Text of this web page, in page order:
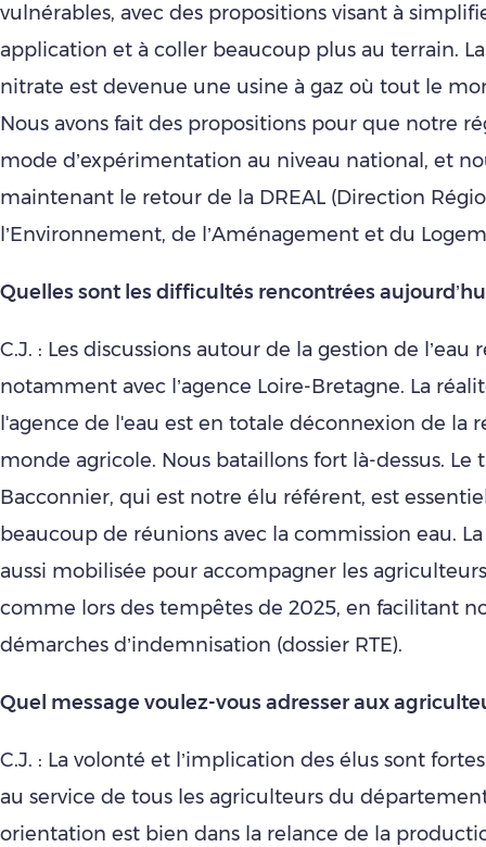
vulnérables, avec des propositions visant à
application et à coller beaucoup plus au terrain.
nitrate est devenue une usine à gaz où tout le
Nous avons fait des propositions pour que notre
mode d’expérimentation au niveau national, et
maintenant le retour de la DREAL (Direction
l’Environnement, de l’Aménagement et du
Quelles sont les difficultés rencontrées
C.J. : Les discussions autour de la gestion de l’eau
notamment avec l’agence Loire-Bretagne. La
l'agence de l'eau est en totale déconnexion de la
monde agricole. Nous bataillons fort là-dessus. Le
Bacconnier, qui est notre élu référent, est
beaucoup de réunions avec la commission eau.
aussi mobilisée pour accompagner les
comme lors des tempêtes de 2025, en facilitant
démarches d’indemnisation (dossier RTE).
Quel message voulez-vous adresser aux
C.J. : La volonté et l’implication des élus sont
au service de tous les agriculteurs du
orientation est bien dans la relance de la